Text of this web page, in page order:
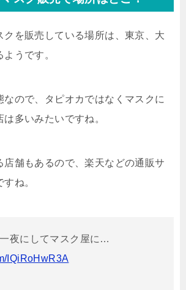
クを販売している場所は、東京、大
うです。
なので、タピオカではなくマスクに
多いみたいですね。
店舗もあるので、楽天などの通販サ
ね。
夜にしてマスク屋に…
IQiRoHwR3A